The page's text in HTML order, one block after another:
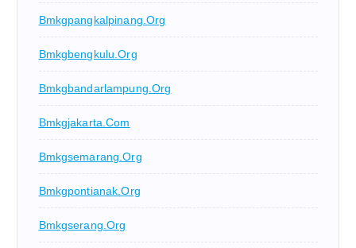
Bmkgpangkalpinang.org
Bmkgbengkulu.org
Bmkgbandarlampung.org
Bmkgjakarta.com
Bmkgsemarang.org
Bmkgpontianak.org
Bmkgserang.org